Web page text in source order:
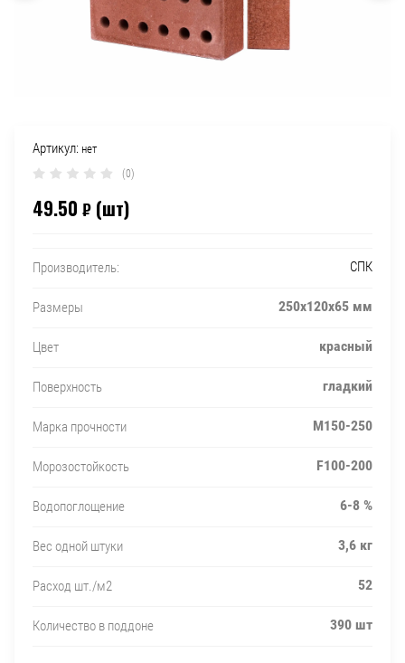
Артикул: нет
(0)
49.50 ₽ (шт)
Производитель: СПК
Размеры 250х120х65 мм
Цвет красный
Поверхность гладкий
Марка прочности М150-250
Морозостойкость F100-200
Водопоглощение 6-8 %
Вес одной штуки 3,6 кг
Расход шт./м2 52
Количество в поддоне 390 шт